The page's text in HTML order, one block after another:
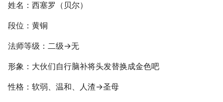
姓名：西塞罗（贝尔）
段位：黄铜
法师等级：二级→无
形象：大伙们自行脑补将头发替换成金色吧
性格：软弱、温和、人渣→圣母